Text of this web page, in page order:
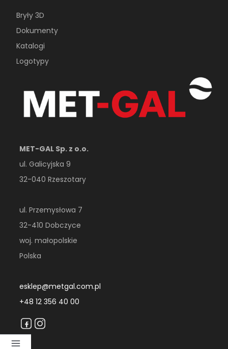
Bryły 3D
Dokumenty
Katalogi
Logotypy
MET-GAL Sp. z o.o.
ul. Galicyjska 9
32-040 Rzeszotary
ul. Przemysłowa 7
32-410 Dobczyce
woj. małopolskie
Polska
esklep@metgal.com.pl
+48 12 356 40 00